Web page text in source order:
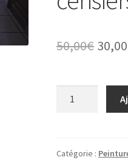
50,00€ Le
était
30,00
fleurs
Catégorie :